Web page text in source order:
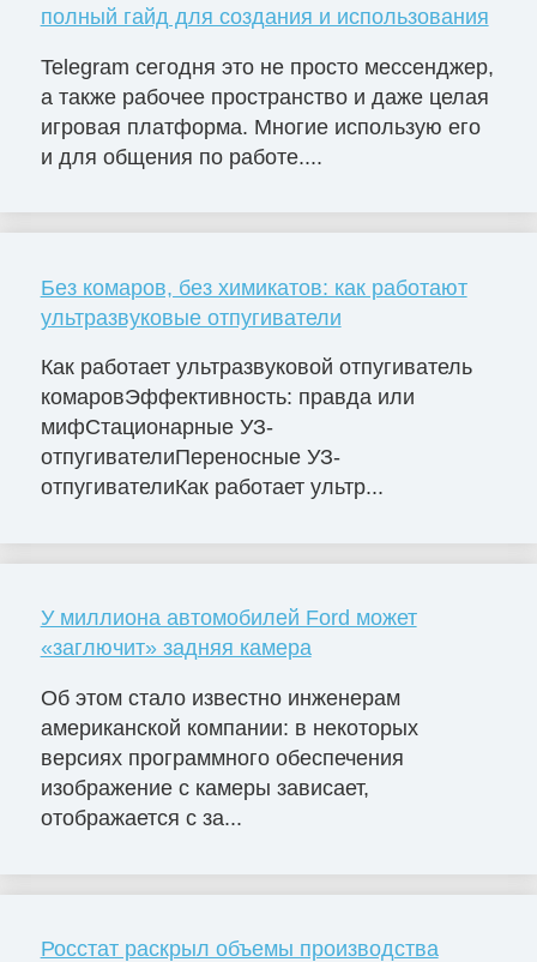
полный гайд для создания и использования
Telegram сегодня это не просто мессенджер,
а также рабочее пространство и даже целая
игровая платформа. Многие использую его
и для общения по работе....
Без комаров, без химикатов: как работают
ультразвуковые отпугиватели
Как работает ультразвуковой отпугиватель
комаровЭффективность: правда или
мифСтационарные УЗ-
отпугивателиПереносные УЗ-
отпугивателиКак работает ультр...
У миллиона автомобилей Ford может
«заглючит» задняя камера
Об этом стало известно инженерам
американской компании: в некоторых
версиях программного обеспечения
изображение с камеры зависает,
отображается с за...
Росстат раскрыл объемы производства